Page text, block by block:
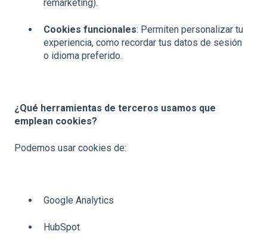
remarketing).
Cookies funcionales: Permiten personalizar tu
experiencia, como recordar tus datos de sesión
o idioma preferido.
¿Qué herramientas de terceros usamos que
emplean cookies?
Podemos usar cookies de:
Google Analytics
HubSpot